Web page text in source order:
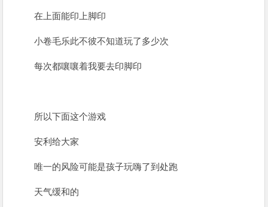
在上面能印上脚印
小卷毛乐此不彼不知道玩了多少次
每次都嚷嚷着我要去印脚印
所以下面这个游戏
安利给大家
唯一的风险可能是孩子玩嗨了到处跑
天气缓和的